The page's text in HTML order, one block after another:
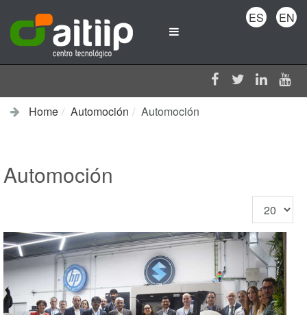
Home Automoción Automoción
Automoción
Display
#
ES EN